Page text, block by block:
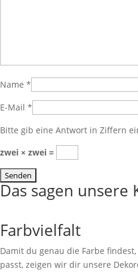
Name *
E-Mail *
Bitte gib eine Antwort in Ziffern
zwei × zwei =
Das sagen unsere
Farbvielfalt
Damit du genau die Farbe
passt, zeigen wir dir unsere